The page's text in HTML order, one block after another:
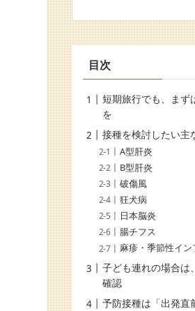
目次
短期旅行でも、まず
を
接種を検討したい主
A型肝炎
B型肝炎
破傷風
狂犬病
日本脳炎
腸チフス
麻疹・季節性イ
子ども連れの場合は
確認
予防接種は「出発直